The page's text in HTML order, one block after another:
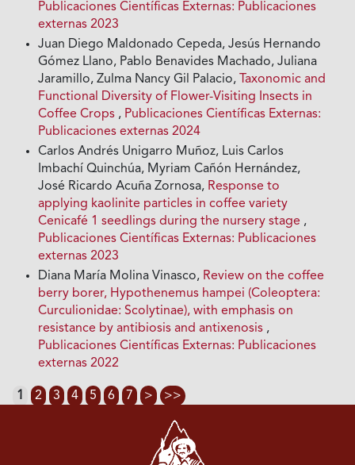
Publicaciones Científicas Externas: Publicaciones
externas 2023
Juan Diego Maldonado Cepeda, Jesús Hernando
Gómez Llano, Pablo Benavides Machado, Juliana
Jaramillo, Zulma Nancy Gil Palacio, Taxonomic and
Functional Diversity of Flower-Visiting Insects in
Coffee Crops , Publicaciones Científicas Externas:
Publicaciones externas 2024
Carlos Andrés Unigarro Muñoz, Luis Carlos
Imbachí Quinchúa, Myriam Cañón Hernández,
José Ricardo Acuña Zornosa, Response to
applying kaolinite particles in coffee variety
Cenicafé 1 seedlings during the nursery stage ,
Publicaciones Científicas Externas: Publicaciones
externas 2023
Diana María Molina Vinasco, Review on the coffee
berry borer, Hypothenemus hampei (Coleoptera:
Curculionidae: Scolytinae), with emphasis on
resistance by antibiosis and antixenosis ,
Publicaciones Científicas Externas: Publicaciones
externas 2022
1 2 3 4 5 6 7 > >>